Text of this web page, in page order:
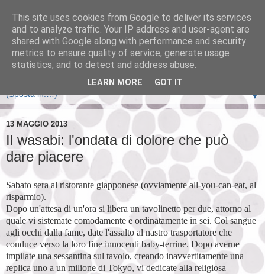
▼
13 MAGGIO 2013
Il wasabi: l'ondata di dolore che può
dare piacere
Sabato sera al ristorante giapponese (ovviamente all-you-can-eat, al
risparmio).
Dopo un'attesa di un'ora si libera un tavolinetto per due, attorno al
quale vi sistemate comodamente e ordinatamente in sei. Col sangue
agli occhi dalla fame, date l'assalto al nastro trasportatore che
conduce verso la loro fine innocenti baby-terrine. Dopo averne
impilate una sessantina sul tavolo, creando inavvertitamente una
replica uno a un milione di Tokyo, vi dedicate alla religiosa
This site uses cookies from Google to deliver its services
and to analyze traffic. Your IP address and user-agent are
shared with Google along with performance and security
metrics to ensure quality of service, generate usage
statistics, and to detect and address abuse.
LEARN MORE GOT IT